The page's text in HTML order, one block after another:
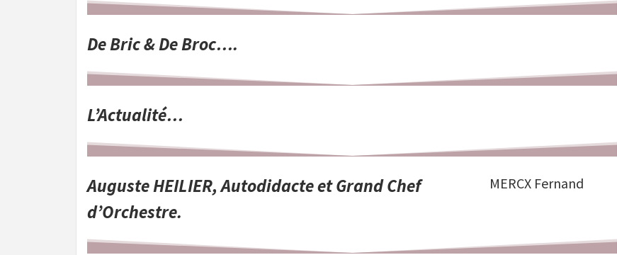
De Bric & De Broc….
L’Actualité…
Auguste HEILIER, Autodidacte et Grand Chef
d’Orchestre.
MERCX Fernand